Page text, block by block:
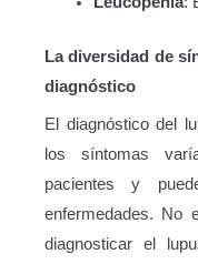
La diversidad de
diagnóstico
El diagnóstico del
los síntomas
pacientes y
enfermedades. No
diagnosticar el